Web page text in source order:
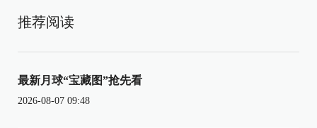
推荐阅读
最新月球“宝藏图”抢先看
2026-08-07 09:48